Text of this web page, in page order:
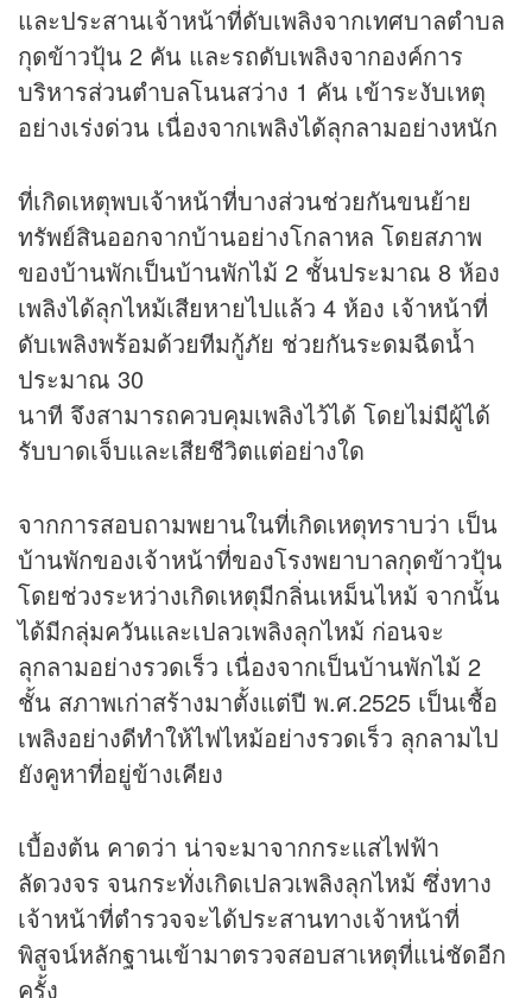
และประสานเจ้าหน้าที่ดับเพลิงจากเทศบาลตำบล
กุดข้าวปุ้น 2 คัน และรถดับเพลิงจากองค์การ
บริหารส่วนตำบลโนนสว่าง 1 คัน เข้าระงับเหตุ
อย่างเร่งด่วน เนื่องจากเพลิงได้ลุกลามอย่างหนัก
ที่เกิดเหตุพบเจ้าหน้าที่บางส่วนช่วยกันขนย้าย
ทรัพย์สินออกจากบ้านอย่างโกลาหล โดยสภาพ
ของบ้านพักเป็นบ้านพักไม้ 2 ชั้นประมาณ 8 ห้อง
เพลิงได้ลุกไหม้เสียหายไปแล้ว 4 ห้อง เจ้าหน้าที่
ดับเพลิงพร้อมด้วยทีมกู้ภัย ช่วยกันระดมฉีดน้ำ
ประมาณ 30
นาที จึงสามารถควบคุมเพลิงไว้ได้ โดยไม่มีผู้ได้
รับบาดเจ็บและเสียชีวิตแต่อย่างใด
จากการสอบถามพยานในที่เกิดเหตุทราบว่า เป็น
บ้านพักของเจ้าหน้าที่ของโรงพยาบาลกุดข้าวปุ้น
โดยช่วงระหว่างเกิดเหตุมีกลิ่นเหม็นไหม้ จากนั้น
ได้มีกลุ่มควันและเปลวเพลิงลุกไหม้ ก่อนจะ
ลุกลามอย่างรวดเร็ว เนื่องจากเป็นบ้านพักไม้ 2
ชั้น สภาพเก่าสร้างมาตั้งแต่ปี พ.ศ.2525 เป็นเชื้อ
เพลิงอย่างดีทำให้ไฟไหม้อย่างรวดเร็ว ลุกลามไป
ยังคูหาที่อยู่ข้างเคียง
เบื้องต้น คาดว่า น่าจะมาจากกระแสไฟฟ้า
ลัดวงจร จนกระทั่งเกิดเปลวเพลิงลุกไหม้ ซึ่งทาง
เจ้าหน้าที่ตำรวจจะได้ประสานทางเจ้าหน้าที่
พิสูจน์หลักฐานเข้ามาตรวจสอบสาเหตุที่แน่ชัดอีก
ครั้ง